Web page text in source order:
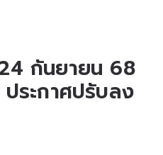
กันยายน 68
ระกาศปรับลง